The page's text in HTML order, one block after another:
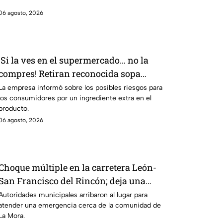
agosto, 2026
la ves en el supermercado… no la
Retiran reconocida sopa
por riesgo en uno de sus
empresa informó sobre los posibles riesgos para
consumidores por un ingrediente extra en el
agosto, 2026
múltiple en la carretera León-
Francisco del Rincón; deja una
sin vid4
municipales arribaron al lugar para
una emergencia cerca de la comunidad de
Mora.